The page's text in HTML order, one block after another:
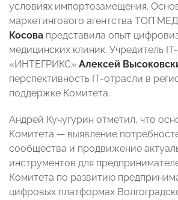
условиях импортозамещения.
маркетингового агентства ТОП МЕД
Косова представила опыт
медицинских клиник. Учредитель
«ИНТЕГРИКС» Алексей
перспективность IT-отрасли в
поддержке Комитета.
Андрей Кучугурин отметил, что
Комитета — выявление
сообщества и продвижение
инструментов для
Комитета по развитию
цифровых платформах